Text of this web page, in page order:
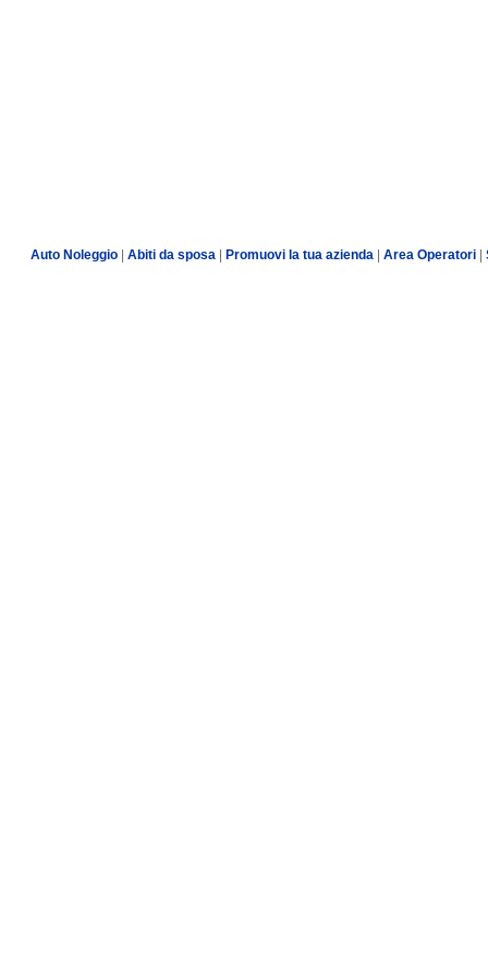
Auto Noleggio Abiti da sposa Promuovi la tua azienda Area Operatori